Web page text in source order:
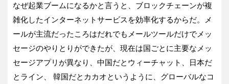
なぜ起業ブームになるかと言うと、ブロックチェーンが複
雑化したインターネットサービスを効率化するからだ。メ
ールが主流だったころはだれでもメールツールだけでメッ
セージのやりとりができたが、現在は国ごとに主要なメッ
セージアプリが異なり、中国だとウィーチャット、日本だ
とライン、 韓国だとカカオというように、グローバルなコ